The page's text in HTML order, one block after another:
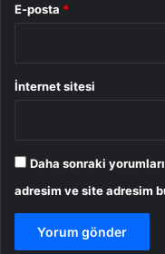
E-posta *
İnternet sitesi
Daha sonraki
adresim ve site adresim